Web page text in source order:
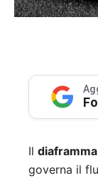
Il diaframma
governa il